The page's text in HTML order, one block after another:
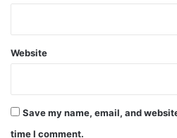
Website
Save my name, email, and
time I comment.